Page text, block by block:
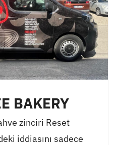
BAKERY
zinciri Reset
iddiasını sadece